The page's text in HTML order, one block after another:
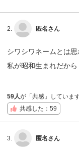
2. 匿名さん
シワシワネームとは思
私が昭和生まれだから
59人が「共感」していま
共感した：59
3. 匿名さん